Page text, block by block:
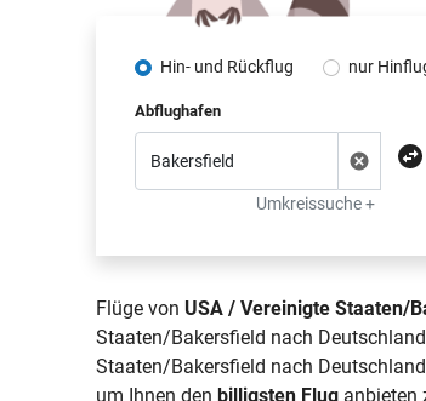
Hin- und Rückflug nur
Abflughafen
Umkreissuche +
Flüge von USA / Vereinigte Staaten/
Staaten/Bakersfield nach
Staaten/Bakersfield nach
um Ihnen denbilligsten Flug anbieten